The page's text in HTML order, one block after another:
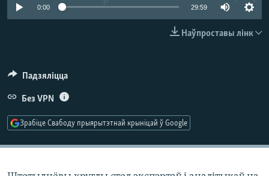
КУЛЬТУРА
МОВА0:00 29:59
Наўпроставы лінк
Падзяліцца
Без VPN
Зрабіце Свабоду прыярытэтнай крыніцай ў Google